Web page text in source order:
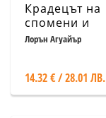
Крадецът на
спомени и
тайните на
мистерия
Лорън Агуайър
14.32 € / 28.01 ЛВ.